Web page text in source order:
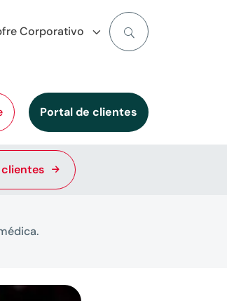
Corporativo
Portal de clientes